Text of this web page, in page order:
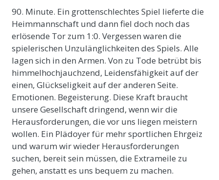
90. Minute. Ein grottenschlechtes Spiel lieferte die
Heimmannschaft und dann fiel doch noch das
erlösende Tor zum 1:0. Vergessen waren die
spielerischen Unzulänglichkeiten des Spiels. Alle
lagen sich in den Armen. Von zu Tode betrübt bis
himmelhochjauchzend, Leidensfähigkeit auf der
einen, Glückseligkeit auf der anderen Seite.
Emotionen. Begeisterung. Diese Kraft braucht
unsere Gesellschaft dringend, wenn wir die
Herausforderungen, die vor uns liegen meistern
wollen. Ein Plädoyer für mehr sportlichen Ehrgeiz
und warum wir wieder Herausforderungen
suchen, bereit sein müssen, die Extrameile zu
gehen, anstatt es uns bequem zu machen.